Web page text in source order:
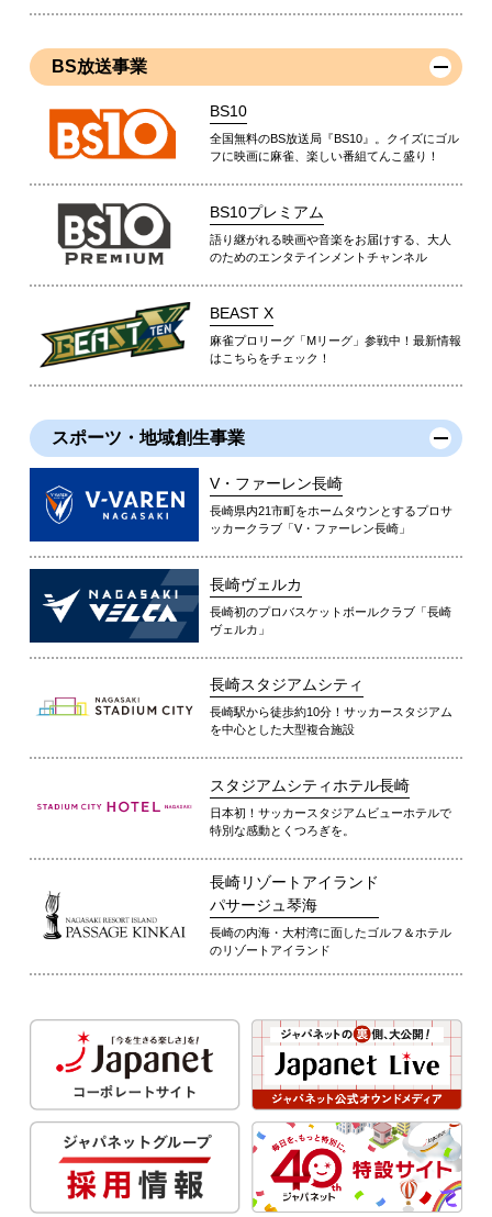
BS放送事業
BS10
全国無料のBS放送局『BS10』。クイズにゴル
フに映画に麻雀、楽しい番組てんこ盛り！
BS10プレミアム
語り継がれる映画や音楽をお届けする、大人
のためのエンタテインメントチャンネル
BEAST X
麻雀プロリーグ「Mリーグ」参戦中！最新情報
はこちらをチェック！
スポーツ・地域創生事業
V・ファーレン長崎
長崎県内21市町をホームタウンとするプロサ
ッカークラブ「V・ファーレン長崎」
長崎ヴェルカ
長崎初のプロバスケットボールクラブ「長崎
ヴェルカ」
長崎スタジアムシティ
長崎駅から徒歩約10分！サッカースタジアム
を中心とした大型複合施設
スタジアムシティホテル長崎
日本初！サッカースタジアムビューホテルで
特別な感動とくつろぎを。
長崎リゾートアイランド
パサージュ琴海
長崎の内海・大村湾に面したゴルフ＆ホテル
のリゾートアイランド